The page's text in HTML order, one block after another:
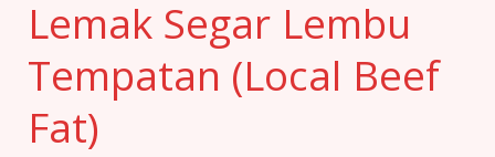
Lemak Segar Lembu
Tempatan (Local Beef
Fat)